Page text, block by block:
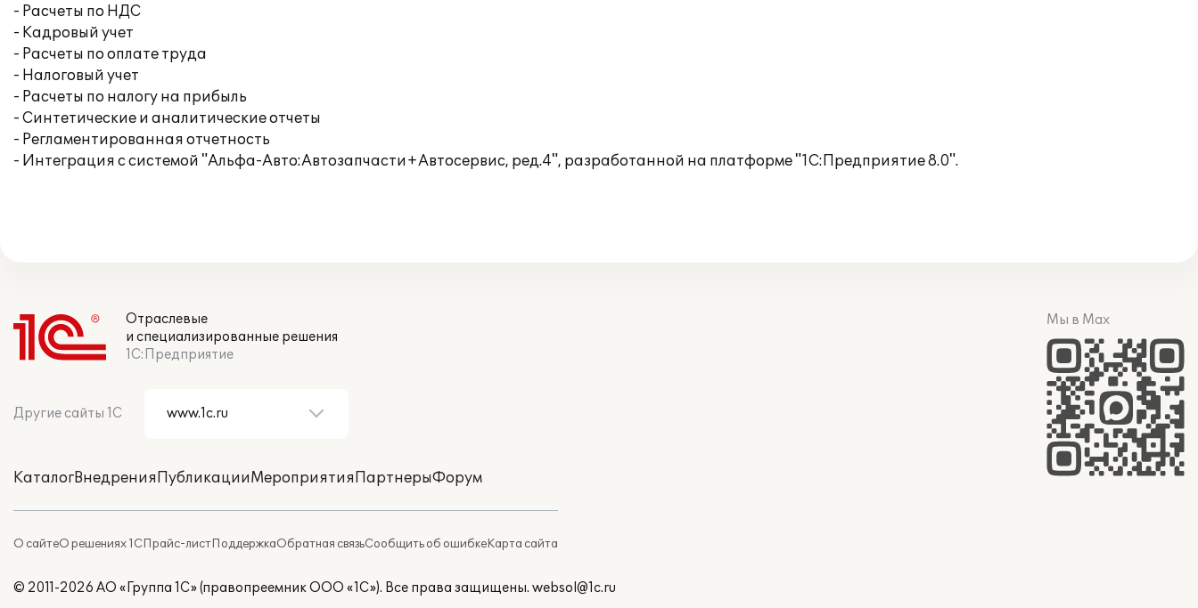
- Расчеты по НДС
- Кадровый учет
- Расчеты по оплате труда
- Налоговый учет
- Расчеты по налогу на прибыль
- Синтетические и аналитические отчеты
- Регламентированная отчетность
- Интеграция с системой "Альфа-Авто:Автозапчасти+Автосервис, ред.4", разработанной на платформе "1С:Предприятие 8.0".
Отраслевые
и специализированные решения
1С:Предприятие
Другие сайты 1С
КаталогВнедренияПубликацииМероприятияПартнерыФорум
О сайтеО решениях 1СПрайс-листПоддержкаОбратная связьСообщить об ошибкеКарта сайта
Мы в Max
© 2011-2026 АО «Группа 1С» (правопреемник ООО «1С»). Все права защищены. websol@1c.ru